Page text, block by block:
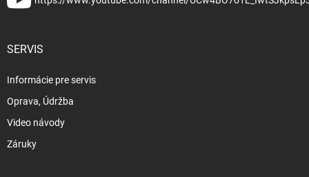
SERVIS
Informácie pre servis
Oprava, Údržba
Video návody
Záruky